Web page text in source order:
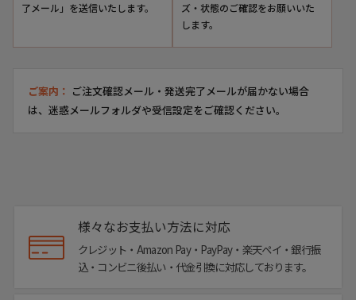
了メール」を送信いたします。
ズ・状態のご確認をお願いいた
します。
ご案内： ご注文確認メール・発送完了メールが届かない場合
は、迷惑メールフォルダや受信設定をご確認ください。
様々なお支払い方法に対応
クレジット・Amazon Pay・PayPay・楽天ペイ・銀行振
込・コンビニ後払い・代金引換に対応しております。